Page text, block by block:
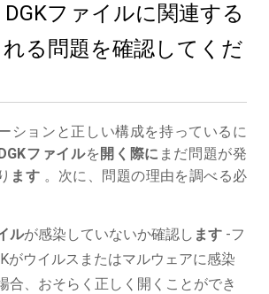
ファイルに関連する
る問題を確認してくだ
ションと正しい構成を持っているに
ファイルを 開く際に まだ問題が発
ます 。次に、問題の理由を調べる必
ルが感染していないか確認し ます -フ
がウイルスまたはマルウェアに感染
合、おそらく正しく開くことができ